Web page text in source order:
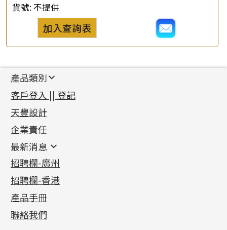
貨號: 不提供
加入查詢表
產品類別
新產品
足金系列
足金配件
機織鏈系列
珠仔鏈
镶口链
管狀網鏈
十字車花鏈系列
十字閃O鏈系列
十字錘打鏈系列
側身車花鏈系列
側身鏈系列
首飾配件
耳環類配件
卷迫系列
螺絲迫系列
梅花迫系列
平臺迫系列
綫拍系列
美拍系列
鏈類配件
動感車花吊墜
調節珠系列
生圈扣系列
龍蝦扣系列
鴨俐制系列
其他類配件
珠盤系列
袖口鈕系列
焊片及鐳射綫
空心車花管
珠類配件
無孔光身珠
空心光身珠
無孔批花珠
鑲口類
四爪頭系列
六爪頭系列
車花片
動感車花片
鑲口戒指
鑲口手鏈系列
首飾系列
手镯系列
戒指系列
空心耳環
空心车花管首饰链
空心手鐲系列
貴金屬原料
千足金
記憶金屬系列
記憶戒指
拉簧珠珠手鏈
記憶鈦手鐲
客戶登入 || 登記
天豐設計
企業責任
最新消息
最新消息
各項證書(2)
相片集(9)
展覽會資訊
最新產品資訊
招聘欄-廣州
招聘欄-香港
產品手冊
聯絡我們